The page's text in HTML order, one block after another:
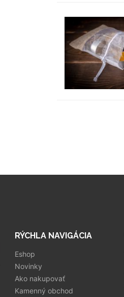
RÝCHLA NAVIGÁCIA
Eshop
Novinky
Ako nakupovať
Kamenný obchod